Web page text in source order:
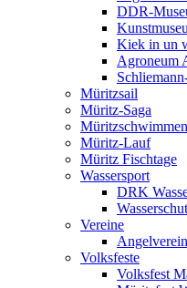
DDR-
Kiek in un
Agroneum
Müritzsail
Müritz-Saga
Müritzschwimmen
Müritz-Lauf
Müritz Fischtage
Wassersport
DRK
Vereine
Volksfeste
Volksfest